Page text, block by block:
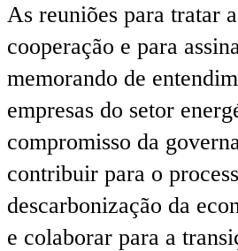
As reuniões para tratar
cooperação e para
memorando de
empresas do setor
compromisso da
contribuir para o
descarbonização da
e colaborar para a